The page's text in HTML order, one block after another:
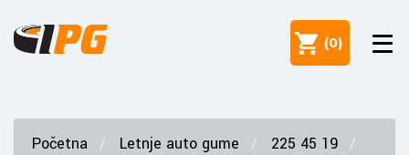
(0)
Početna Letnje auto gume
225 45 19